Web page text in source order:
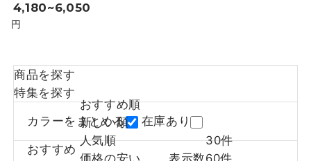
4,180~6,050
円
商品を探す
特集を探す
カラーをまとめる 在庫あり
おすすめ
おすすめ順
新しい順
人気順
30件